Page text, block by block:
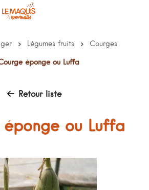
Légumes fruits Courges
éponge ou Luffa
Retour liste
ou Luffa